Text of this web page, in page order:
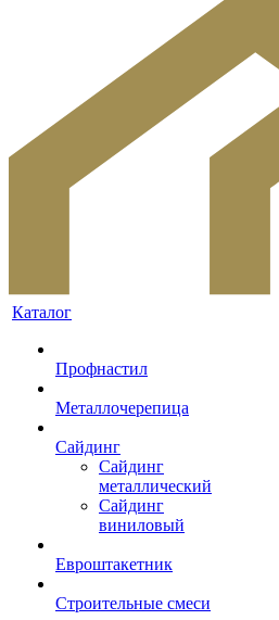
Каталог
Профнастил
Металлочерепица
Сайдинг
Сайдинг
металлический
Сайдинг
виниловый
Евроштакетник
Строительные смеси